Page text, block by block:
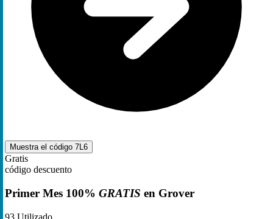
Muestra el código 7L6
Gratis
código descuento
Primer Mes 100% GRATIS en Grover
93 Utilizado